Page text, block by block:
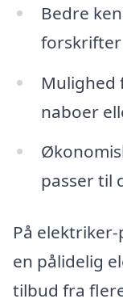
Bedre
forskrifter
Mulighed
naboer
passer til
På
en pålidelig
tilbud fra